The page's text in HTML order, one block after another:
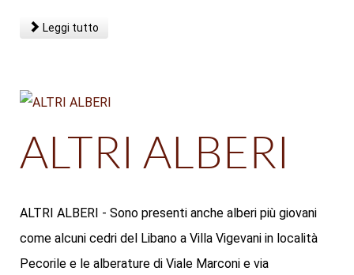
Leggi tutto
ALTRI ALBERI
ALTRI ALBERI - Sono presenti anche alberi più giovani
come alcuni cedri del Libano a Villa Vigevani in località
Pecorile e le alberature di Viale Marconi e via